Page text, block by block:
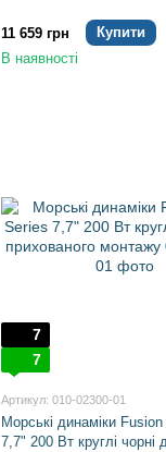
11 659 грн
Купити
В наявності
7
7
Артикул: 010-02300-01
Морські динаміки
7,7" 200 Вт круглі чорні